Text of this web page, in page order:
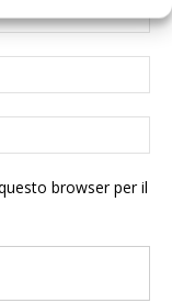
browser per il